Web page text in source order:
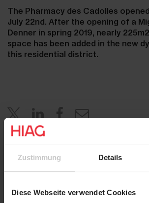
Zustimmung Details
Diese Webseite verwendet Cookies
The Pharmacy des Cadolles
July 22nd. After the opening of a
Denner in spring 2019, nearly
space has been added in the new
this residential district.
Read more